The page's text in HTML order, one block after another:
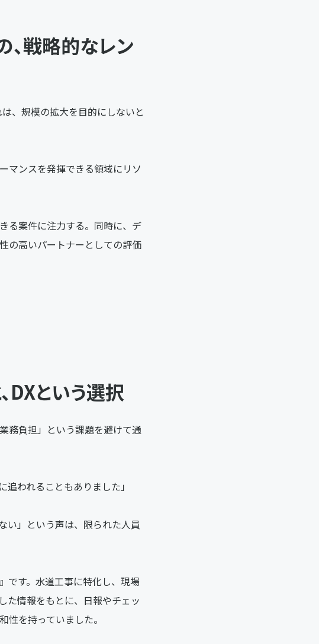
、戦略的なレン
、規模の拡大を目的にしないと
マンスを発揮できる領域にリソ
る案件に注力する。同時に、デ
の高いパートナーとしての評価
DXという選択
務負担」という課題を避けて通
われることもありました」
い」という声は、限られた人員
です。水道工事に特化し、現場
た情報をもとに、日報やチェッ
を持っていました。